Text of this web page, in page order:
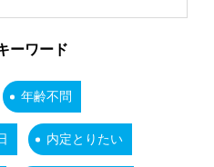
ーワード
年齢不問
内定とりたい